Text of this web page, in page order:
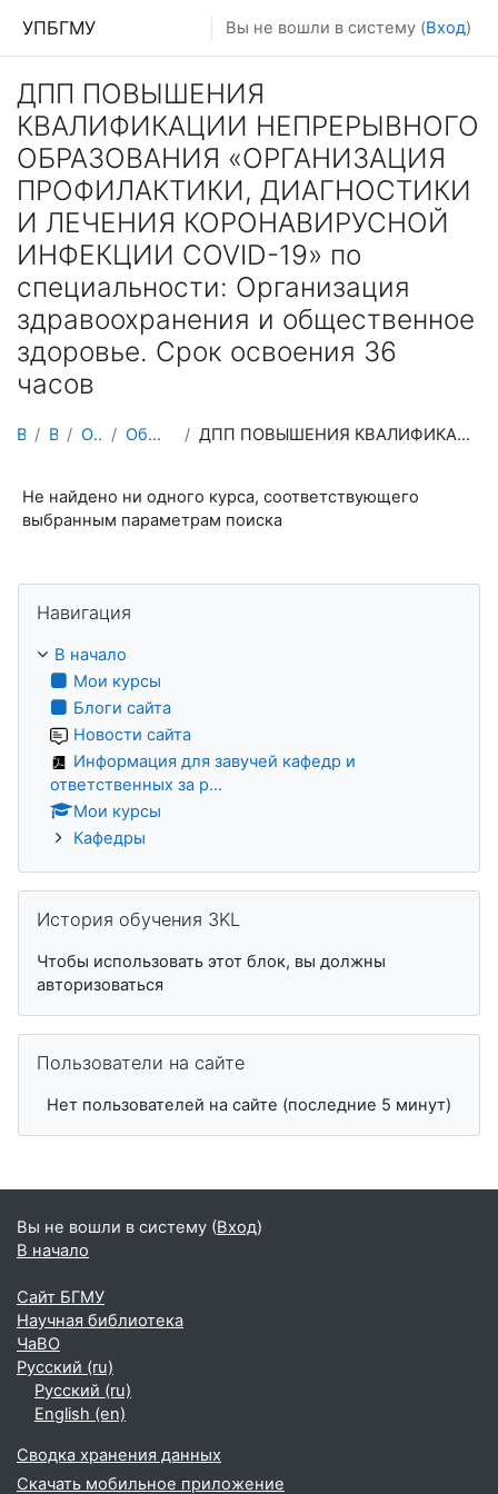
УПБГМУ Вы не вошли в систему (Вход)
ДПП ПОВЫШЕНИЯ
КВАЛИФИКАЦИИ НЕПРЕРЫВНОГО
ОБРАЗОВАНИЯ «ОРГАНИЗАЦИЯ
ПРОФИЛАКТИКИ, ДИАГНОСТИКИ
И ЛЕЧЕНИЯ КОРОНАВИРУСНОЙ
ИНФЕКЦИИ COVID-19» по
специальности: Организация
здравоохранения и общественное
здоровье. Срок освоения 36
часов
В начало Витрина курсов 3KL Образование 2025-2026 уч.год Общественного здоровья и организации здравоохранения ДПП ПОВЫШЕНИЯ КВАЛИФИКАЦИИ НЕПРЕРЫВНОГО ОБРАЗОВАНИЯ «ОРГАНИЗАЦИЯ ПРОФИЛАКТИКИ, ДИАГНОСТИКИ И ЛЕЧЕНИЯ КОРОНАВИРУСНОЙ ИНФЕКЦИИ COVID-19» по специальности: Организация здравоохранения и общественное здоровье. Срок освоения 36 часов
Не найдено ни одного курса, соответствующего
выбранным параметрам поиска
Навигация
В начало
Мои курсы
Блоги сайта
Новости сайта
Информация для завучей кафедр и
ответственных за р...
Мои курсы
Кафедры
История обучения 3KL
Чтобы использовать этот блок, вы должны
авторизоваться
Пользователи на сайте
Нет пользователей на сайте (последние 5 минут)
Вы не вошли в систему (Вход)
В начало
Сайт БГМУ
Научная библиотека
ЧаВО
Русский ‎(ru)‎
Русский ‎(ru)‎
English ‎(en)‎
Сводка хранения данных
Скачать мобильное приложение